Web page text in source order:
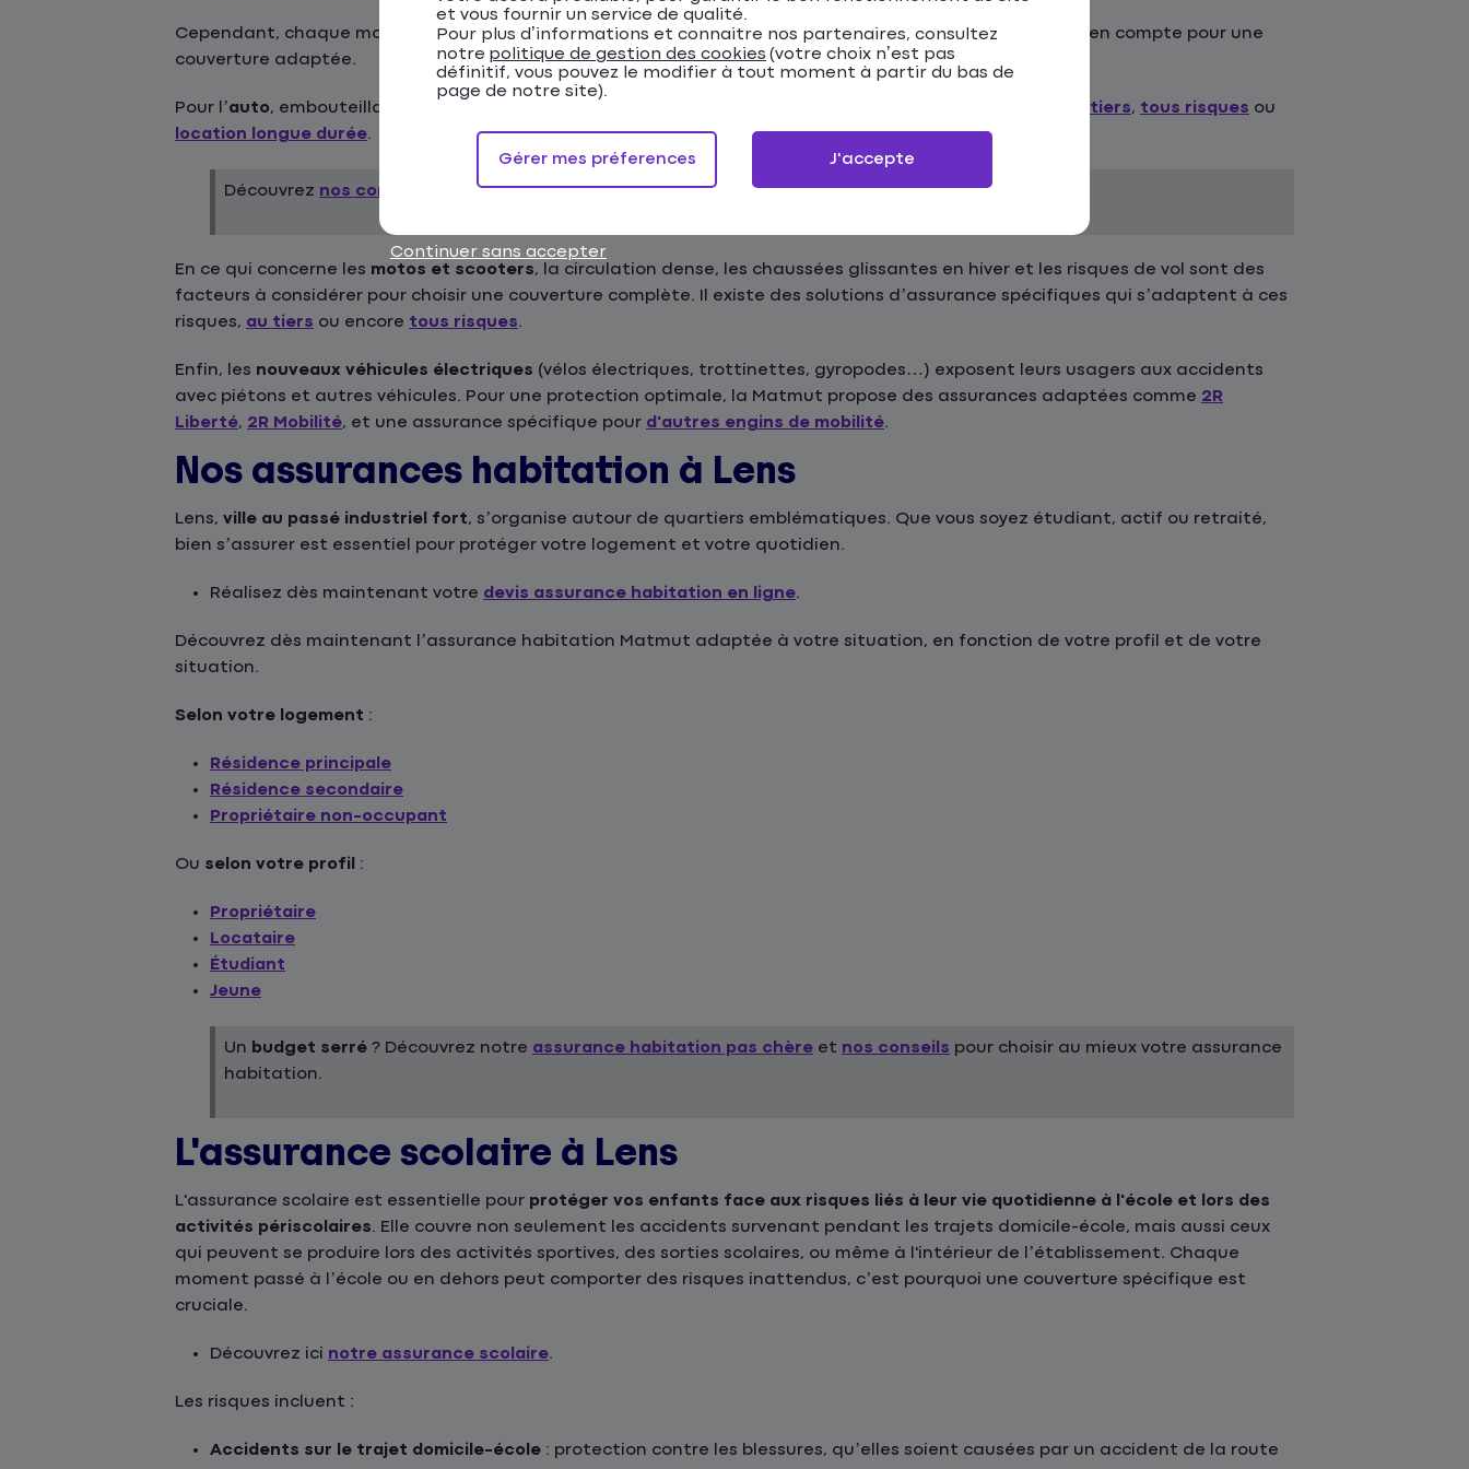
Cependant, chaque mode de transport comporte des risques spécifiques qu'il est important de prendre en compte pour une
couverture adaptée.
Pour l’auto, embouteillages, stationnement difficile et sinistres nécessitent une assurance adaptée : au tiers, tous risques ou
location longue durée.
Découvrez nos conseils pour bien choisir votre assurance auto.
En ce qui concerne les motos et scooters, la circulation dense, les chaussées glissantes en hiver et les risques de vol sont des
facteurs à considérer pour choisir une couverture complète. Il existe des solutions d’assurance spécifiques qui s’adaptent à ces
risques, au tiers ou encore tous risques.
Enfin, les nouveaux véhicules électriques (vélos électriques, trottinettes, gyropodes…) exposent leurs usagers aux accidents
avec piétons et autres véhicules. Pour une protection optimale, la Matmut propose des assurances adaptées comme 2R
Liberté, 2R Mobilité, et une assurance spécifique pour d'autres engins de mobilité.
Nos assurances habitation à Lens
Lens, ville au passé industriel fort, s’organise autour de quartiers emblématiques. Que vous soyez étudiant, actif ou retraité,
bien s’assurer est essentiel pour protéger votre logement et votre quotidien.
Réalisez dès maintenant votre devis assurance habitation en ligne.
Découvrez dès maintenant l’assurance habitation Matmut adaptée à votre situation, en fonction de votre profil et de votre
situation.
Selon votre logement :
Résidence principale
Résidence secondaire
Propriétaire non-occupant
Ou selon votre profil :
Propriétaire
Locataire
Étudiant
Jeune
Un budget serré ? Découvrez notre assurance habitation pas chère et nos conseils pour choisir au mieux votre assurance
habitation.
L'assurance scolaire à Lens
L'assurance scolaire est essentielle pour protéger vos enfants face aux risques liés à leur vie quotidienne à l'école et lors des
activités périscolaires. Elle couvre non seulement les accidents survenant pendant les trajets domicile-école, mais aussi ceux
qui peuvent se produire lors des activités sportives, des sorties scolaires, ou même à l'intérieur de l’établissement. Chaque
moment passé à l’école ou en dehors peut comporter des risques inattendus, c’est pourquoi une couverture spécifique est
cruciale.
Découvrez ici notre assurance scolaire.
Les risques incluent :
Accidents sur le trajet domicile-école : protection contre les blessures, qu’elles soient causées par un accident de la route
et vous fournir un service de qualité.
Pour plus d’informations et connaitre nos partenaires, consultez
notre politique de gestion des cookies (votre choix n’est pas
définitif, vous pouvez le modifier à tout moment à partir du bas de
page de notre site).
Continuer sans accepter
Gérer mes préferences J'accepte